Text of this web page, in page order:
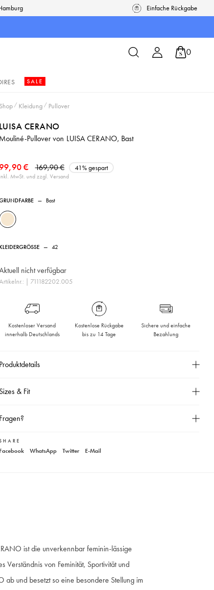
Einfache Rückgabe
0
SALE
Shop / Kleidung / Pullover
LUISA CERANO
Mouliné-Pullover von LUISA CERANO, Bast
99,90 € 169,90 € 41% gespart
inkl. MwSt. und zzgl. Versand
— Bast
KLEIDERGRÖSSE — 42
nicht verfügbar
| 711182202.005
Kostenloser Versand
innerhalb Deutschlands
Kostenlose Rückgabe
bis zu 14 Tage
Sichere und einfache
Bezahlung
Produktdetails
Design mit Stehkragen und überschnittene Schultern. Highlight sind die
Weit geschnitten,
Rippbund,
Sizes & Fit
Fragen?
Kundenservice
Facebook WhatsApp Twitter E-Mail
ist die unverkennbar feminin-lässige
Verständnis von Feminität, Sportivität und
ab und besetzt so eine besondere Stellung im